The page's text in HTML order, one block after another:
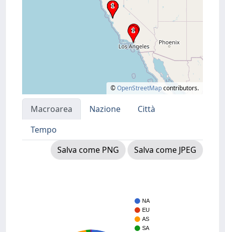
©OpenStreetMapcontributors.
Macroarea Nazione
Città
Tempo
Salva come PNG
Salva come JPEG
NA
EU
AS
SA